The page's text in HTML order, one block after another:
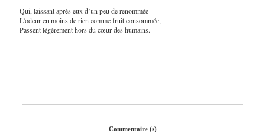
Qui, laissant après eux d’un peu de renommée
L’odeur en moins de rien comme fruit consommée,
Passent légèrement hors du cœur des humains.
Commentaire (s)